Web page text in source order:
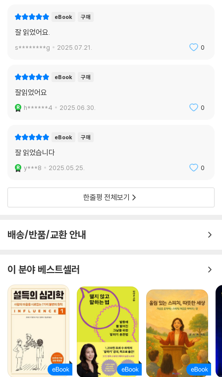
eBook 구매
잘 읽었어요.
s********g 2025.07.21. 0
eBook 구매
잘읽었어요
h******4 2025.06.30. 0
eBook 구매
잘 읽었습니다
y***8 2025.05.25. 0
한줄평 전체보기
배송/반품/교환 안내
이 분야 베스트셀러